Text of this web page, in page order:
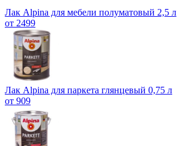
Лак Alpina для мебели полуматовый 2,5 л
от 2499
Лак Alpina для паркета глянцевый 0,75 л
от 909